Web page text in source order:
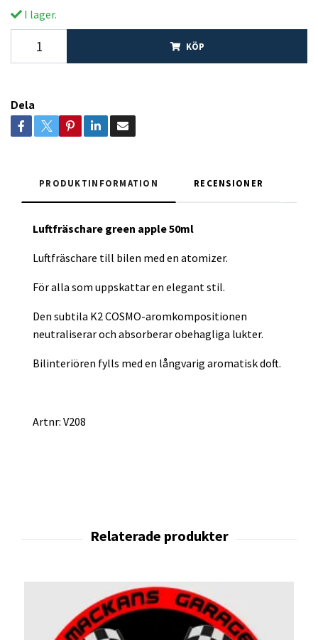
I lager.
KÖP
Dela
PRODUKTINFORMATION RECENSIONER
Luftfräschare green apple 50ml
Luftfräschare till bilen med en atomizer.
För alla som uppskattar en elegant stil.
Den subtila K2 COSMO-aromkompositionen
neutraliserar och absorberar obehagliga lukter.
Bilinteriören fylls med en långvarig aromatisk doft.
Artnr: V208